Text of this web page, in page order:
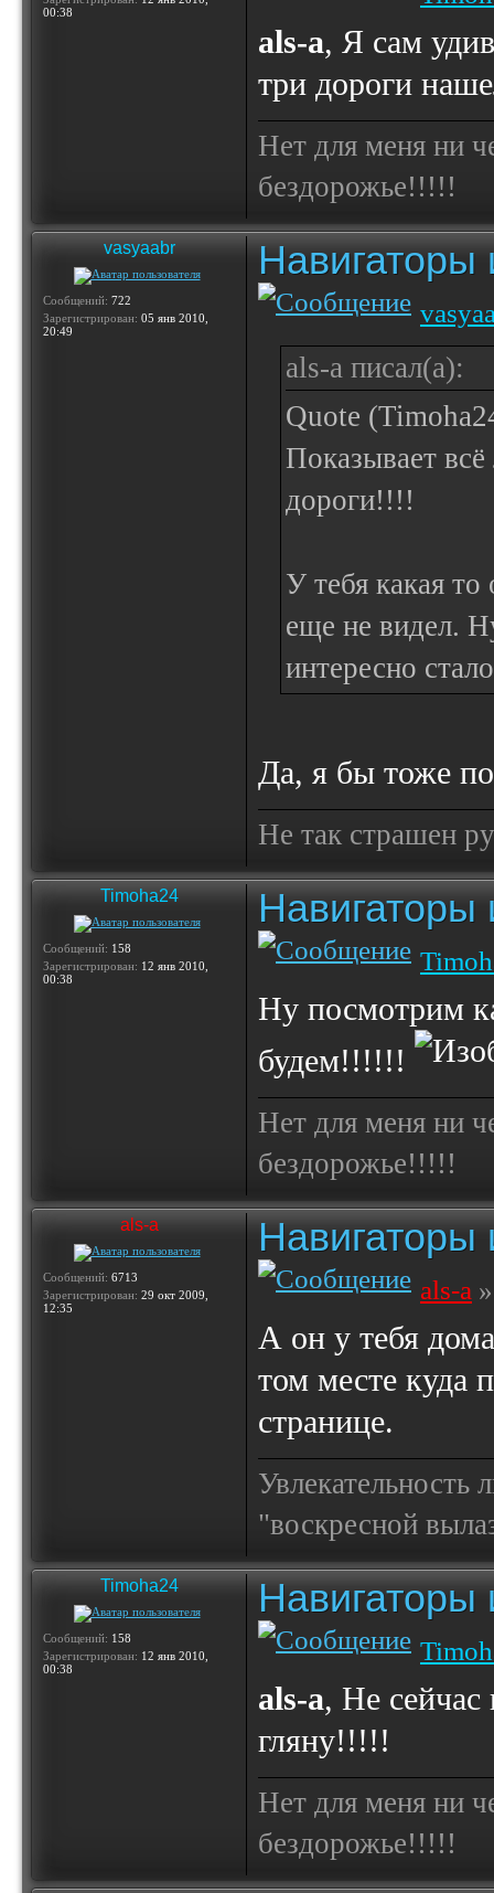
00:38
als-a, Я сам
три дороги
Нет для меня ни
бездорожье!!!!!
vasyaabr
Сообщений: 722
Зарегистрирован: 05 янв 2010,
20:49
Навигаторы
als-a писал(а):
Quote
Показывает
дороги!!!!
У тебя какая то
еще не видел.
интересно
Да, я бы тоже
Не так страшен
Timoha24
Сообщений: 158
Зарегистрирован: 12 янв 2010,
00:38
Навигаторы
Ну посмотрим
будем!!!!!!
Нет для меня ни
бездорожье!!!!!
als-a
Сообщений: 6713
Зарегистрирован: 29 окт 2009,
12:35
Навигаторы
als-a
А он у тебя
том месте куда
странице.
Увлекательность
"воскресной
Timoha24
Сообщений: 158
Зарегистрирован: 12 янв 2010,
00:38
Навигаторы
als-a, Не
гляну!!!!!
Нет для меня ни
бездорожье!!!!!